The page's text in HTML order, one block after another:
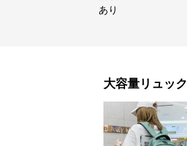
あり
大容量リュック